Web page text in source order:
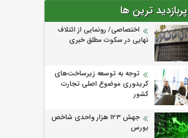
پربازدید ترین ها
اختصاصی/ رونمایی از ائتلاف‌
نهایی در سکوت مطلق خبری
توجه به توسعه زیرساخت‌های
کریدوری موضوع اصلی تجارت
کشور
جهش ۱۲۳ هزار واحدی شاخص
بورس